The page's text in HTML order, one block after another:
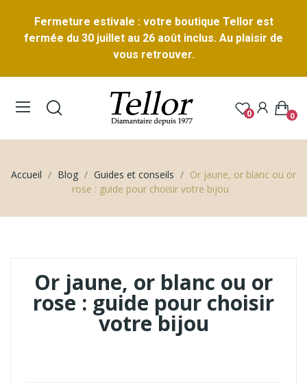
Fermeture estivale : votre boutique Tellor est
fermée du 30 juillet au 26 août inclus. Au plaisir de
vous retrouver.
0 0
Accueil Blog Guides et conseils
Or jaune, or blanc ou or
rose : guide pour choisir votre bijou
Or jaune, or blanc ou or
rose : guide pour choisir
votre bijou